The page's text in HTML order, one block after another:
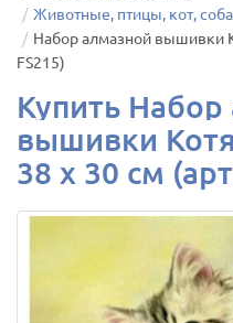
Животные, птицы, кот,
Набор алмазной вышивки
FS215)
Купить
вышивки
38 х 30 см